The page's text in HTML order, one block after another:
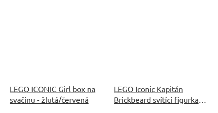
LEGO ICONIC Girl box na
svačinu - žlutá/červená
LEGO Iconic Kapitán
Brickbeard svítící figurka